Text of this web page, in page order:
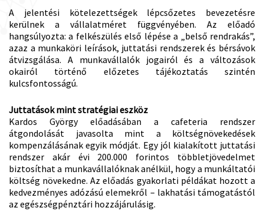
A jelentési kötelezettségek lépcsőzetes bevezetésre
kerülnek a vállalatméret függvényében. Az előadó
hangsúlyozta: a felkészülés első lépése a „belső rendrakás”,
azaz a munkaköri leírások, juttatási rendszerek és bérsávok
átvizsgálása. A munkavállalók jogairól és a változások
okairól történő előzetes tájékoztatás szintén
kulcsfontosságú.
Juttatások mint stratégiai eszköz
Kardos György előadásában a cafeteria rendszer
átgondolását javasolta mint a költségnövekedések
kompenzálásának egyik módját. Egy jól kialakított juttatási
rendszer akár évi 200.000 forintos többletjövedelmet
biztosíthat a munkavállalóknak anélkül, hogy a munkáltatói
költség növekedne. Az előadás gyakorlati példákat hozott a
kedvezményes adózású elemekről – lakhatási támogatástól
az egészségpénztári hozzájárulásig.